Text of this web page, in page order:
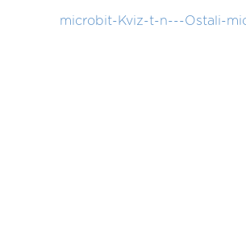
microbit-Kviz-t-n---Ostali-